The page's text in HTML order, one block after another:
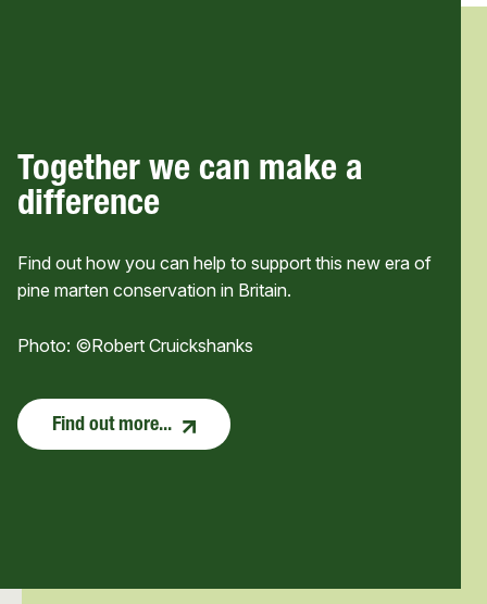
Together we can make a
difference
Find out how you can help to support this new era of
pine marten conservation in Britain.
Photo: ©Robert Cruickshanks
Find out more...